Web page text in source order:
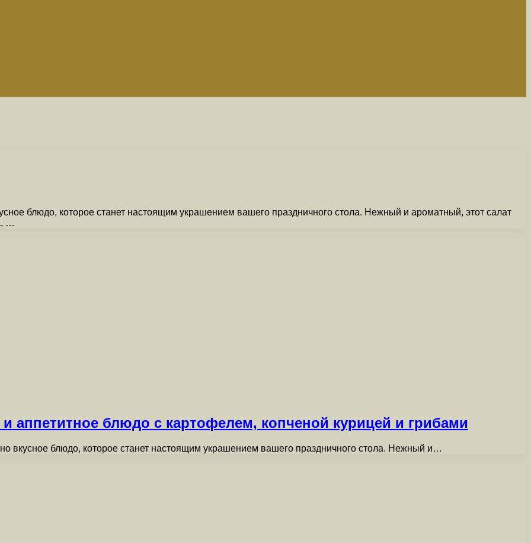
блюдо, которое станет настоящим украшением вашего праздничного стола. Нежный и ароматный, этот салат
…
аппетитное блюдо с картофелем, копченой курицей и грибами
вкусное блюдо, которое станет настоящим украшением вашего праздничного стола. Нежный и…